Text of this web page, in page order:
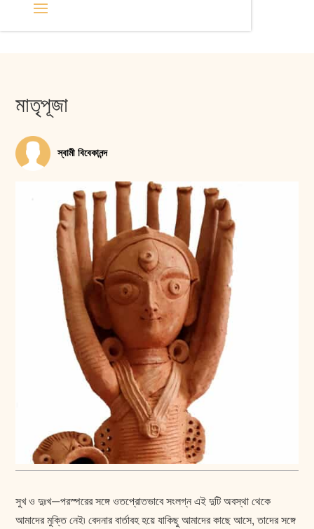
মাতৃপূজা
স্বামী বিবেকানন্দ
সুখ ও দুঃখ—পরস্পরের সঙ্গে ওতপ্রোতভাবে সংলগ্ন এই দুটি অবস্থা থেকে
আমাদের মুক্তি নেই৷ বেদনার বার্তাবহ হয়ে যাকিছু আমাদের কাছে আসে, তাদের সঙ্গে